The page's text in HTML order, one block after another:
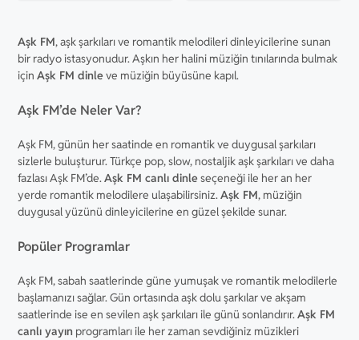
Aşk FM, aşk şarkıları ve romantik melodileri dinleyicilerine sunan
bir radyo istasyonudur. Aşkın her halini müziğin tınılarında bulmak
içinAşk FM dinle ve müziğin büyüsüne kapıl.
Aşk FM’de Neler Var?
Aşk FM, günün her saatinde en romantik ve duygusal şarkıları
sizlerle buluşturur. Türkçe pop, slow, nostaljik aşk şarkıları ve daha
fazlası Aşk FM’de.Aşk FM canlı dinle seçeneği ile her an her
yerde romantik melodilere ulaşabilirsiniz.Aşk FM, müziğin
duygusal yüzünü dinleyicilerine en güzel şekilde sunar.
Popüler Programlar
Aşk FM, sabah saatlerinde güne yumuşak ve romantik melodilerle
başlamanızı sağlar. Gün ortasında aşk dolu şarkılar ve akşam
saatlerinde ise en sevilen aşk şarkıları ile günü sonlandırır.Aşk FM
canlı yayın programları ile her zaman sevdiğiniz müzikleri